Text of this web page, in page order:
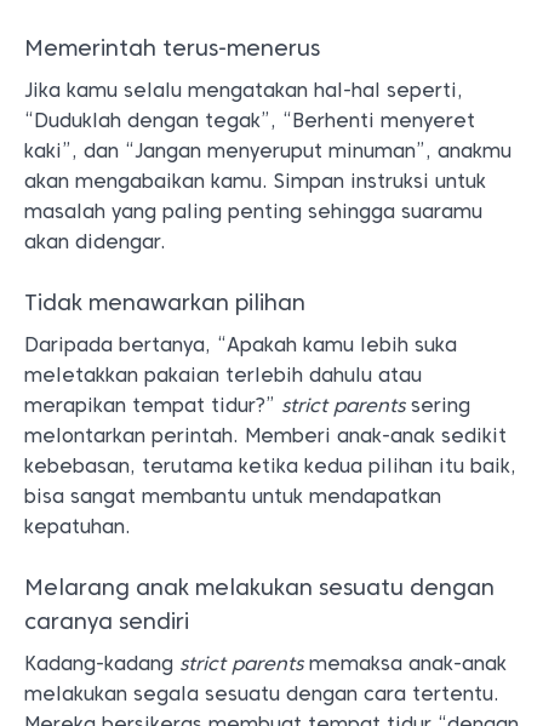
Memerintah terus-menerus
Jika kamu selalu mengatakan hal-hal seperti,
“Duduklah dengan tegak”, “Berhenti menyeret
kaki”, dan “Jangan menyeruput minuman”, anakmu
akan mengabaikan kamu. Simpan instruksi untuk
masalah yang paling penting sehingga suaramu
akan didengar.
Tidak menawarkan pilihan
Daripada bertanya, “Apakah kamu lebih suka
meletakkan pakaian terlebih dahulu atau
merapikan tempat tidur?” strict parentssering
melontarkan perintah. Memberi anak-anak sedikit
kebebasan, terutama ketika kedua pilihan itu baik,
bisa sangat membantu untuk mendapatkan
kepatuhan.
Melarang anak melakukan sesuatu dengan
caranya sendiri
Kadang-kadang strict parentsmemaksa anak-anak
melakukan segala sesuatu dengan cara tertentu.